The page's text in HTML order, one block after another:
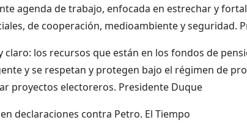
agenda de trabajo, enfocada en estrechar y
de cooperación, medioambiente y seguridad.
claro: los recursos que están en los fondos de
y se respetan y protegen bajo el régimen de
proyectos electoreros. Presidente Duque
declaraciones contra Petro. El Tiempo